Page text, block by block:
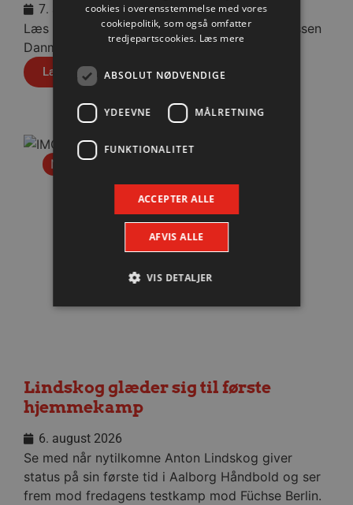
7. august 2026
Læs praktisk info til aftenens kamp i Sparekassen
Danmark Arena.
Læs mere
Nyhed
Lindskog glæder sig til første
hjemmekamp
6. august 2026
Se med når nytilkomne Anton Lindskog giver
status på sin første tid i Aalborg Håndbold og ser
frem mod fredagens testkamp mod Füchse Berlin.
cookies i overensstemmelse med vores
cookiepolitik, som også omfatter
tredjepartscookies. Læs mere
ABSOLUT NØDVENDIGE
YDEEVNE MÅLRETNING
FUNKTIONALITET
ACCEPTER ALLE
AFVIS ALLE
VIS DETALJER
Absolut nødvendige cookies muliggør
hjemmesidens grundlæggende funktionalitet
såsom brugerlogin og kontoadministration.
absolut nødvendige cookies.
Navn Udbyder / Domæne
.aalborghaandbold.dk